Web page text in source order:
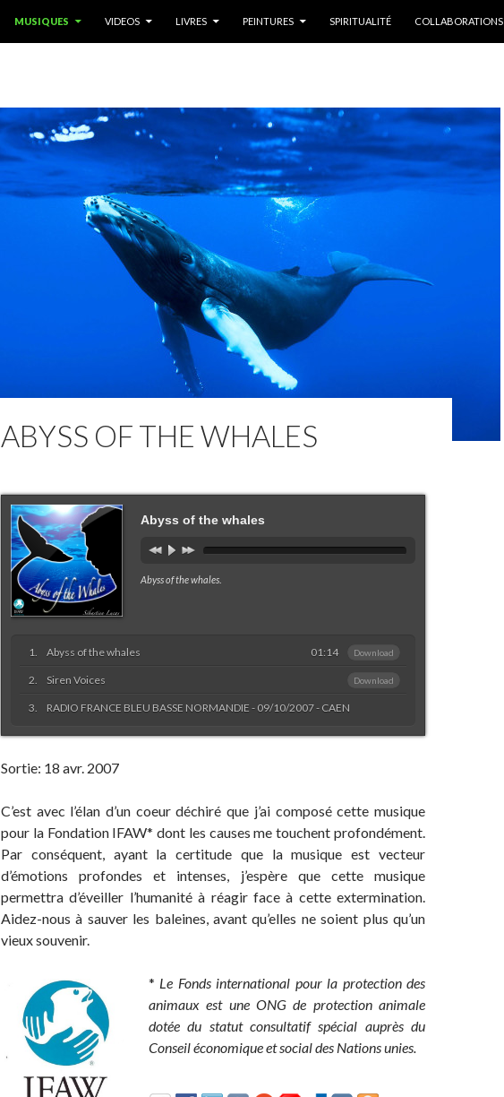
MUSIQUES
VIDEOS LIVRES PEINTURES SPIRITUALITÉ COLLABORATIONS
ABYSS OF THE WHALES
Abyss of the whales
Abyss of the whales
Abyss of the whales 01:14 Download
Siren Voices Download
RADIO FRANCE BLEU BASSE NORMANDIE - 09/10/2007 - CAEN
Sortie: 18 avr. 2007
C’est avec l’élan d’un coeur déchiré que j’ai composé cette musique
pour la Fondation IFAW* dont les causes me touchent profondément.
Par conséquent, ayant la certitude que la musique est vecteur
d’émotions profondes et intenses, j’espère que cette musique
permettra d’éveiller l’humanité à réagir face à cette extermination.
Aidez-nous à sauver les baleines, avant qu’elles ne soient plus qu’un
vieux souvenir.
* Le Fonds international pour la protection des
animaux est une ONG de protection animale
dotée du statut consultatif spécial auprès du
Conseil économique et social des Nations unies.